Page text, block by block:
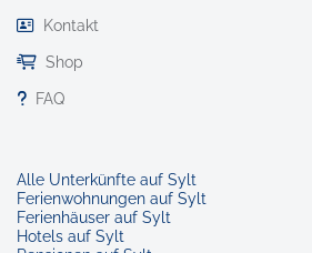
Kontakt
Shop
FAQ
Alle Unterkünfte auf Sylt
Ferienwohnungen auf Sylt
Ferienhäuser auf Sylt
Hotels auf Sylt